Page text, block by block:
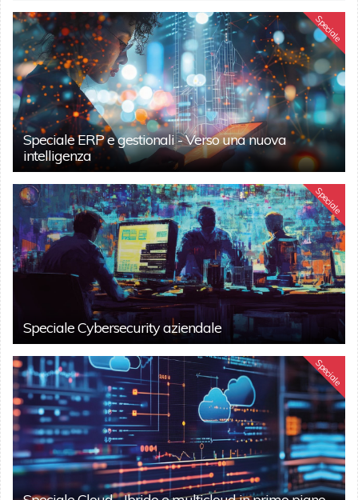
Speciale
Speciale ERP e gestionali - Verso una nuova
intelligenza
Speciale
Speciale Cybersecurity aziendale
Speciale